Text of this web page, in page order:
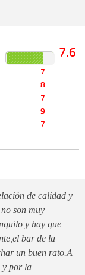
7.6
7
8
7
9
7
de calidad y
son muy
y hay que
bar de la
un buen rato.A
y por la